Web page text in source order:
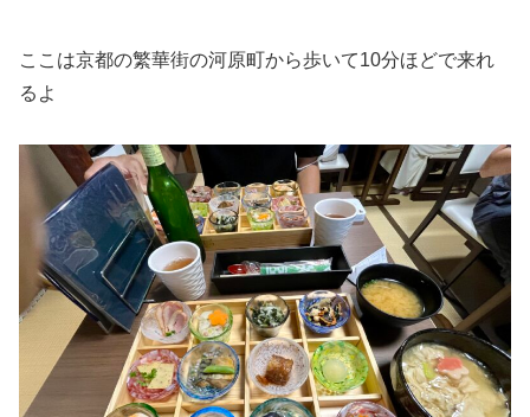
ここは京都の繁華街の河原町から歩いて10分ほどで来れ
るよ